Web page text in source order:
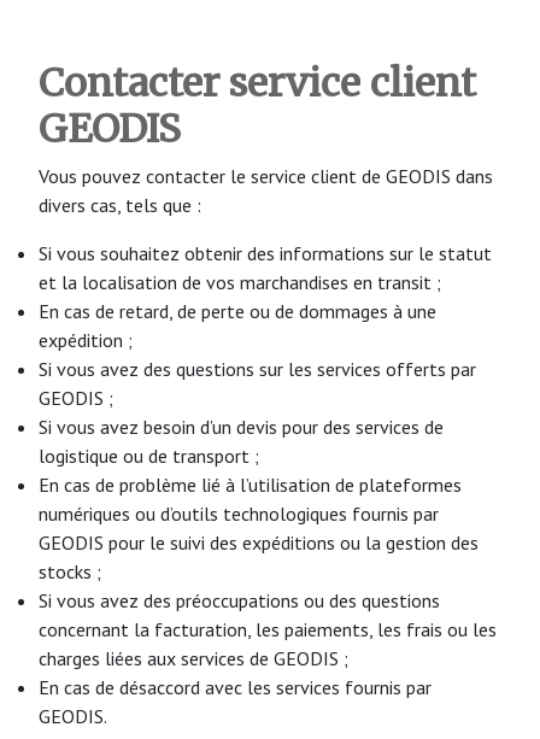
Contacter service client
GEODIS
Vous pouvez contacter le service client de GEODIS dans
divers cas, tels que :
Si vous souhaitez obtenir des informations sur le statut
et la localisation de vos marchandises en transit ;
En cas de retard, de perte ou de dommages à une
expédition ;
Si vous avez des questions sur les services offerts par
GEODIS ;
Si vous avez besoin d’un devis pour des services de
logistique ou de transport ;
En cas de problème lié à l’utilisation de plateformes
numériques ou d’outils technologiques fournis par
GEODIS pour le suivi des expéditions ou la gestion des
stocks ;
Si vous avez des préoccupations ou des questions
concernant la facturation, les paiements, les frais ou les
charges liées aux services de GEODIS ;
En cas de désaccord avec les services fournis par
GEODIS.